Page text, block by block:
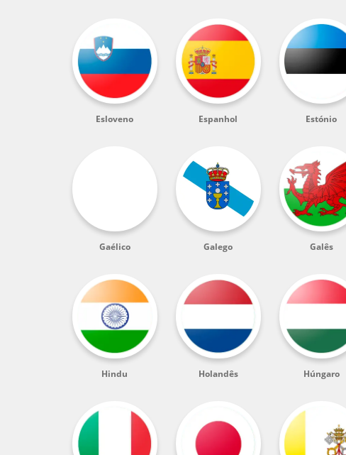
Esloveno Espanhol Estónio
Gaélico Galego Galês
Hindu Holandês Húngaro